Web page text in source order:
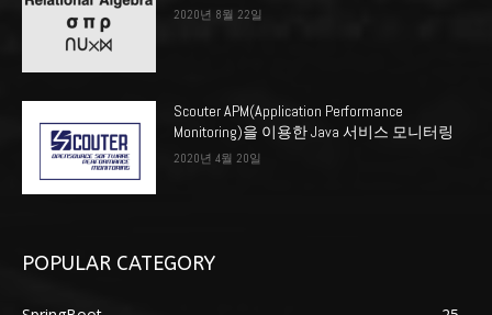
2020년 8월 22일
Scouter APM(Application Performance
Monitoring)을 이용한 Java 서비스 모니터링
2020년 4월 20일
POPULAR CATEGORY